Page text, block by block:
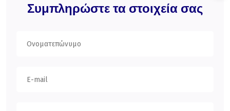
Συμπληρώστε τα στοιχεία σας